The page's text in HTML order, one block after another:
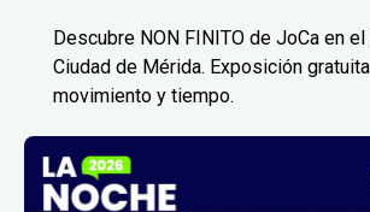
Descubre NON FINITO de JoCa en
Ciudad de Mérida. Exposición
movimiento y tiempo.